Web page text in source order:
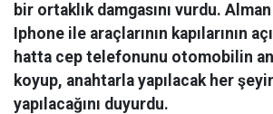
bir ortaklık damgasını vurdu.
Iphone ile araçlarının kapılarının
hatta cep telefonunu otomobilin
koyup, anahtarla yapılacak her
yapılacağını duyurdu.